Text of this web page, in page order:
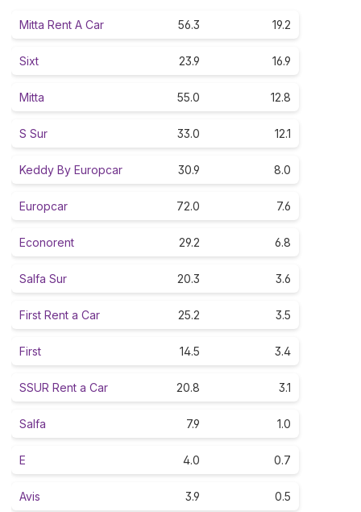
Mitta Rent A Car 56.3 19.2
Sixt 23.9 16.9
Mitta 55.0 12.8
S Sur 33.0 12.1
Keddy By Europcar 30.9 8.0
Europcar 72.0 7.6
Econorent 29.2 6.8
Salfa Sur 20.3 3.6
First Rent a Car 25.2 3.5
First 14.5 3.4
SSUR Rent a Car 20.8 3.1
Salfa 7.9 1.0
E 4.0 0.7
Avis 3.9 0.5